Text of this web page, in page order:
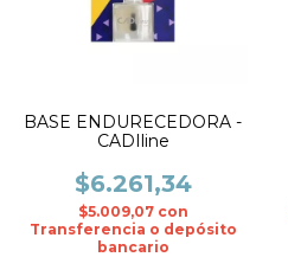
BASE ENDURECEDORA -
CADIline
$6.261,34
$5.009,07 con
Transferencia o depósito
bancario